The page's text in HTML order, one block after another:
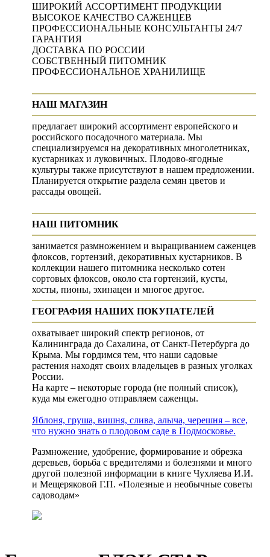
ШИРОКИЙ АССОРТИМЕНТ ПРОДУКЦИИ
ВЫСОКОЕ КАЧЕСТВО САЖЕНЦЕВ
ПРОФЕССИОНАЛЬНЫЕ КОНСУЛЬТАНТЫ 24/7
ГАРАНТИЯ
ДОСТАВКА ПО РОССИИ
СОБСТВЕННЫЙ ПИТОМНИК
ПРОФЕССИОНАЛЬНОЕ ХРАНИЛИЩЕ
НАШ МАГАЗИН
предлагает широкий ассортимент европейского и
российского посадочного материала. Мы
специализируемся на декоративных многолетниках,
кустарниках и луковичных. Плодово-ягодные
культуры также присутствуют в нашем предложении.
Планируется открытие раздела семян цветов и
рассады овощей.
НАШ ПИТОМНИК
занимается размножением и выращиванием саженцев
флоксов, гортензий, декоративных кустарников. В
коллекции нашего питомника несколько сотен
сортовых флоксов, около ста гортензий, кусты,
хосты, пионы, эхинацеи и многое другое.
ГЕОГРАФИЯ НАШИХ ПОКУПАТЕЛЕЙ
охватывает широкий спектр регионов, от
Калининграда до Сахалина, от Санкт-Петербурга до
Крыма. Мы гордимся тем, что наши садовые
растения находят своих владельцев в разных уголках
России.
На карте – некоторые города (не полный список),
куда мы ежегодно отправляем саженцы.
Яблоня, груша, вишня, слива, алыча, черешня – все,
что нужно знать о плодовом саде в Подмосковье.
Размножение, удобрение, формирование и обрезка
деревьев, борьба с вредителями и болезнями и много
другой полезной информации в книге Чухляева И.И.
и Мещеряковой Г.П. «Полезные и необычные советы
садоводам»